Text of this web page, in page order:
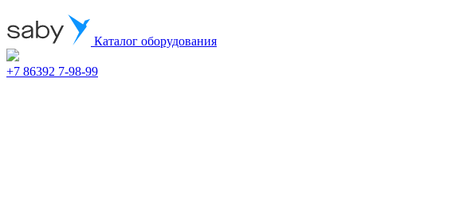
Каталог оборудования
+7 86392 7-98-99